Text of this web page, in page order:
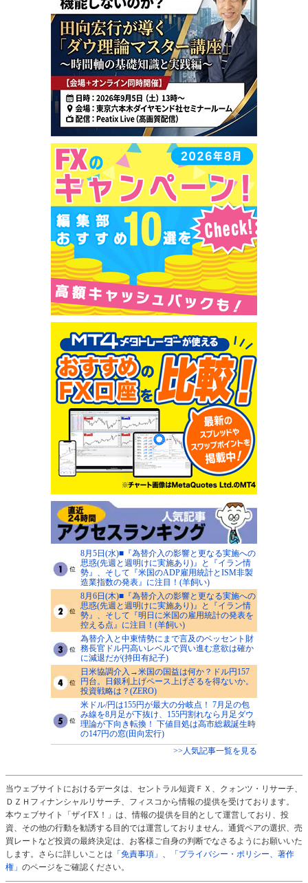
8月5日(水)■『為替介入の影響と更なる実施への
思惑(先週と週明けに実施あり)』と『イラン情
勢』、そして『米国のADP雇用統計とISM非製
造業指数の発表』に注目！(羊飼い)
8月6日(木)■『為替介入の影響と更なる実施への
思惑(先週と週明けに実施あり)』と『イラン情
勢』、そして『明日に米国の雇用統計の発表を
控える点』に注目！(羊飼い)
為替介入と中東情勢にまで言及のベッセント財
務長官ドル円高いレベルで買い進む意欲は確か
に減退だが(持田有紀子)
日米協調介入→米国の国益は何か？ドル円157
円台。日銀利上げペース上げざるを得ないか。
投資戦略は？(ZERO)
米ドル/円は155円が最大の分岐点！ 7月足の包
み線を8月足が下抜け、155円割れなら月足ダウ
理論が下向き転換！ 下値目処は高市総裁誕生時
の147円の窓(田向宏行)
>>人気記事一覧を見る
当ウェブサイトにおけるデータは、セントラル短資ＦＸ、クォンツ・リサーチ、
ＤＺＨフィナンシャルリサーチ、フィスコから情報の提供を受けております。
本ウェブサイト「ザイFX！」は、情報の提供を目的として運営しており、投
資、その他の行動を勧誘する目的では運営しておりません。通貨ペアの選択、売
買レートなど投資の最終決定は、お客様ご自身の判断でなさるようにお願いいた
します。さらに詳しいことは 「免責事項」 、
「プライバシー・ポリシー、著作
権」 のページをご確認ください。